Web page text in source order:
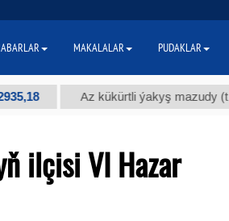
Az kükürtli ýakyş mazudy (t.) $300
ilçisi VI Hazar
MAKALALAR PUDAKLAR